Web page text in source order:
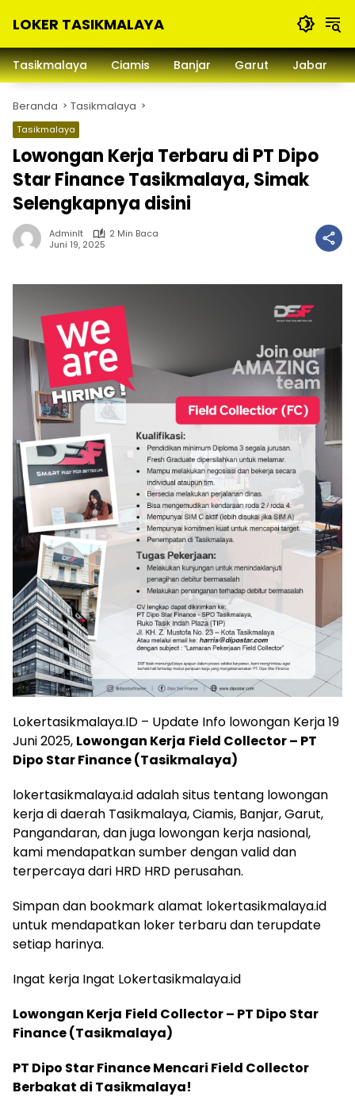
LOKER TASIKMALAYA
Lowongan
Kerja
dan
Sekitarna
Tasikmalaya Ciamis Banjar Garut Jabar
Beranda Tasikmalaya
Tasikmalaya
Lowongan Kerja Terbaru di PT Dipo
Star Finance Tasikmalaya, Simak
Selengkapnya disini
Adminlt
2 Min Baca
Juni 19, 2025
Lokertasikmalaya.ID – Update Info lowongan Kerja 19
Juni 2025, Lowongan Kerja Field Collector – PT
Dipo Star Finance (Tasikmalaya)
lokertasikmalaya.id adalah situs tentang lowongan
kerja di daerah Tasikmalaya, Ciamis, Banjar, Garut,
Pangandaran, dan juga lowongan kerja nasional,
kami mendapatkan sumber dengan valid dan
terpercaya dari HRD HRD perusahan.
Simpan dan bookmark alamat lokertasikmalaya.id
untuk mendapatkan loker terbaru dan terupdate
setiap harinya.
Ingat kerja Ingat Lokertasikmalaya.id
Lowongan Kerja Field Collector – PT Dipo Star
Finance (Tasikmalaya)
PT Dipo Star Finance Mencari Field Collector
Berbakat di Tasikmalaya!